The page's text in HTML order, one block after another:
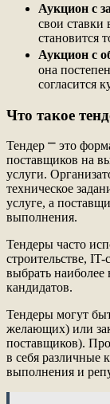
Аукцион с
свои ставки
становится
Аукцион с
она
согласится
Что такое
Тендер ⎻ это
поставщиков на
услуги.
техническое
услуге, а
выполнения.
Тендеры часто
строительстве,
выбрать наиболее
кандидатов.
Тендеры могут
желающих) или
поставщиков).
в себя различные
выполнения и